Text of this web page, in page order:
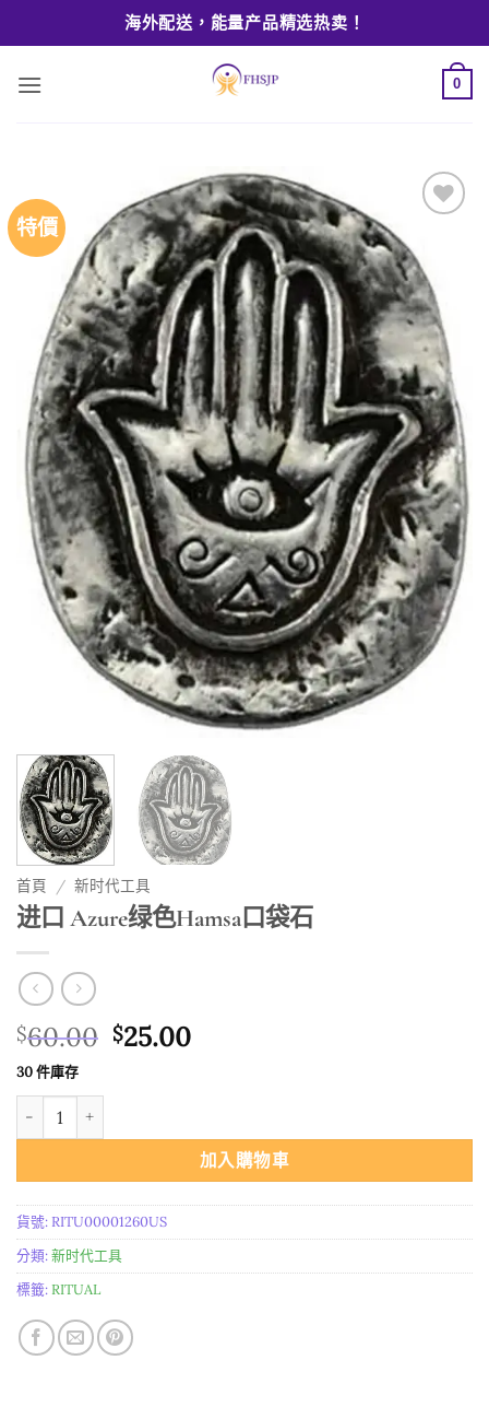
海外配送，能量产品精选热卖！
0
特價
wishlist
首頁 / 新时代工具
进口 Azure绿色Hamsa口袋石
$60.00 原
$60.00。
$25.00目
$25.00。
30 件庫存
进口 Azure绿色Hamsa口袋石 數量
加入購物車
貨號:RITU00001260US
分類:新时代工具
標籤:RITUAL